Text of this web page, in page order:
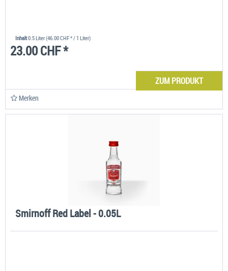
Inhalt0.5 Liter(46.00 CHF * / 1 Liter)
23.00 CHF *
ZUM PRODUKT
Merken
Smirnoff Red Label - 0.05L